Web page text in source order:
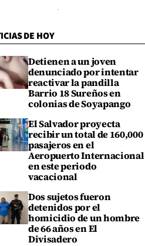
DE HOY
Detienen a un joven
denunciado por intentar
reactivar la pandilla
Barrio 18 Sureños en
colonias de Soyapango
El Salvador proyecta
recibir un total de 160,000
pasajeros en el
Aeropuerto Internacional
en este periodo
vacacional
Dos sujetos fueron
detenidos por el
homicidio de un hombre
de 66 años en El
Divisadero